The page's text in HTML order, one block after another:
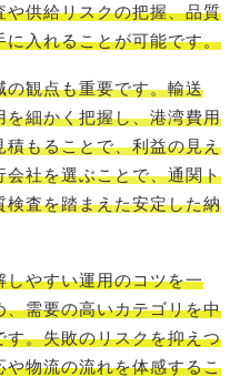
供給リスクの把握、品質
入れることが可能です。
の観点も重要です。輸送
細かく把握し、港湾費用
もることで、利益の見え
社を選ぶことで、通関ト
査を踏まえた安定した納
しやすい運用のコツを一
需要の高いカテゴリを中
。失敗のリスクを抑えつ
物流の流れを体感するこ